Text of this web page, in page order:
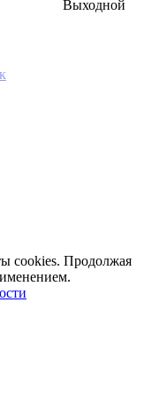
Выходной
cookies. Продолжая